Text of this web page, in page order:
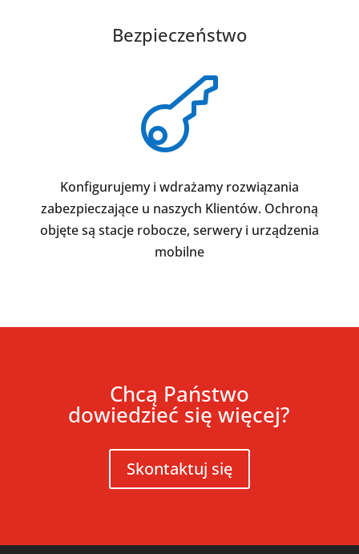
Bezpieczeństwo

Konfigurujemy i wdrażamy rozwiązania
zabezpieczające u naszych Klientów. Ochroną
objęte są stacje robocze, serwery i urządzenia
mobilne
Chcą Państwo
dowiedzieć się więcej?
Skontaktuj się